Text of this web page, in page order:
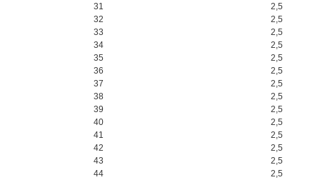
31
2,5
32
2,5
33
2,5
34
2,5
35
2,5
36
2,5
37
2,5
38
2,5
39
2,5
40
2,5
41
2,5
42
2,5
43
2,5
44
2,5